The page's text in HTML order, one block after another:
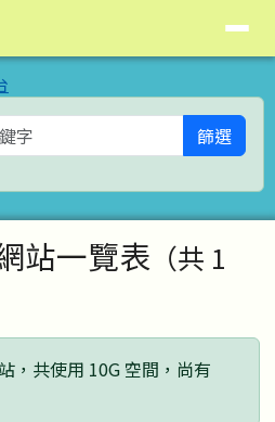
篩選
站一覽表 （共 1
，共使用 10G 空間，尚有